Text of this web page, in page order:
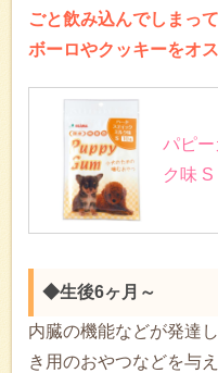
ごと飲み込んでしまっ
ボーロやクッキーをオ
パピ
ク味 S
◆生後6ヶ月～
内臓の機能などが発達
き用のおやつなどを与